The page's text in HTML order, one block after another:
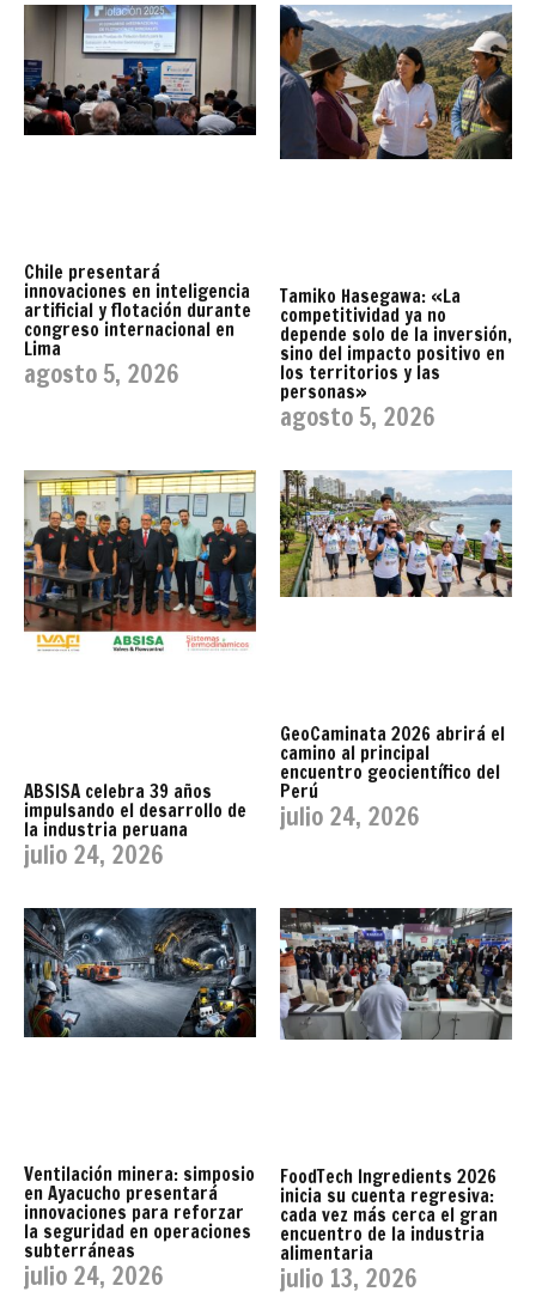
Chile presentará
innovaciones en inteligencia
artificial y flotación durante
congreso internacional en
Lima
agosto 5, 2026
Tamiko Hasegawa: «La
competitividad ya no
depende solo de la inversión,
sino del impacto positivo en
los territorios y las
personas»
agosto 5, 2026
ABSISA celebra 39 años
impulsando el desarrollo de
la industria peruana
julio 24, 2026
GeoCaminata 2026 abrirá el
camino al principal
encuentro geocientífico del
Perú
julio 24, 2026
Ventilación minera: simposio
en Ayacucho presentará
innovaciones para reforzar
la seguridad en operaciones
subterráneas
julio 24, 2026
FoodTech Ingredients 2026
inicia su cuenta regresiva:
cada vez más cerca el gran
encuentro de la industria
alimentaria
julio 13, 2026